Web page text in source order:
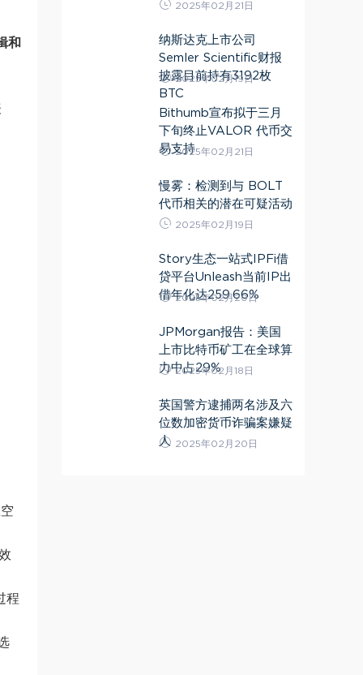
和
程
2025年02月21日
纳斯达克上市公司
Semler Scientific财报
披露目前持有3192枚
BTC
2025年02月19日
Bithumb宣布拟于三月
下旬终止VALOR 代币交
易支持
2025年02月21日
慢雾：检测到与 BOLT
代币相关的潜在可疑活动
2025年02月19日
Story生态一站式IPFi借
贷平台Unleash当前IP出
借年化达259.66%
2025年02月20日
JPMorgan报告：美国
上市比特币矿工在全球算
力中占29%
2025年02月18日
英国警方逮捕两名涉及六
位数加密货币诈骗案嫌疑
人 2025年02月20日